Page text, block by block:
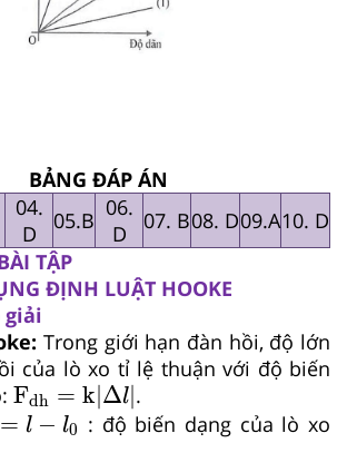
BẢNG ĐÁP ÁN
04.
D
05.B 06.
D
07. B08. D09.A10. D
TẬP
ĐỊNH LUẬT HOOKE
giải
Trong giới hạn đàn hồi, độ lớn
của lò xo tỉ lệ thuận với độ biến
Fdh = k|Δl|
Fdh =k|Δl| .
= l − l0
l −l0
: độ biến dạng của lò xo